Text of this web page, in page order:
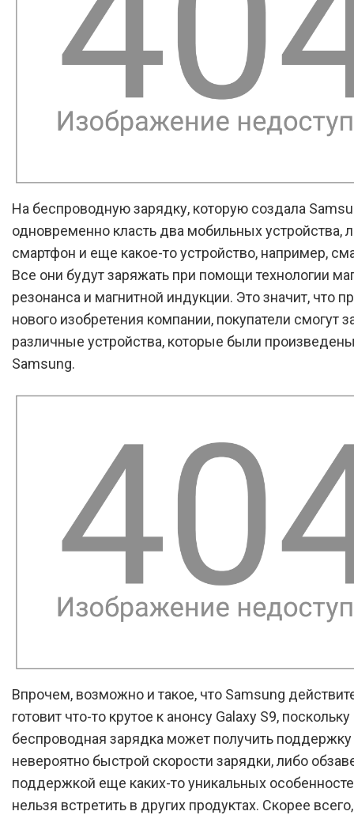
На беспроводную зарядку, которую создала
одновременно класть два мобильных устройства,
смартфон и еще какое-то устройство, например,
Все они будут заряжать при помощи технологии
резонанса и магнитной индукции. Это значит, что
нового изобретения компании, покупатели смогут
различные устройства, которые были
Samsung.
Впрочем, возможно и такое, что Samsung
готовит что-то крутое к анонсу Galaxy S9,
беспроводная зарядка может получить поддержку
невероятно быстрой скорости зарядки, либо
поддержкой еще каких-то уникальных
нельзя встретить в других продуктах. Скорее всего,